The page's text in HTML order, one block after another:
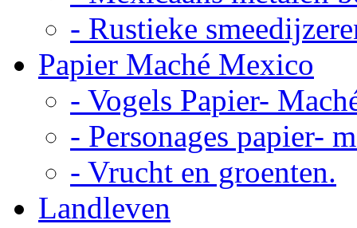
- Rustieke
Papier Maché Mexico
- Vogels Papier-
- Personages papier-
- Vrucht en groenten.
Landleven